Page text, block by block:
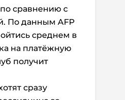
сравнению с
По данным AFP
среднем в
на платёжную
получит
сразу